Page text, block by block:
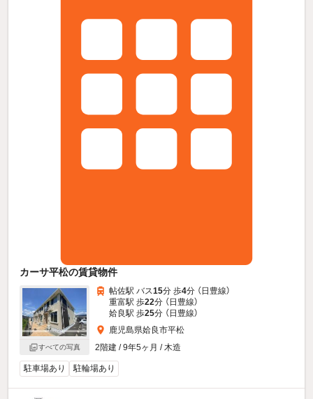
カーサ平松の賃貸物件
すべての写真
帖佐駅 バス15分 歩4分 （日豊線）
重富駅 歩22分 （日豊線）
姶良駅 歩25分 （日豊線）
鹿児島県姶良市平松
2階建 / 9年5ヶ月 / 木造
駐車場あり 駐輪場あり